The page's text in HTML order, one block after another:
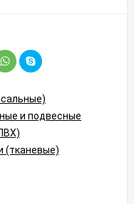
и подвесные
(тканевые)